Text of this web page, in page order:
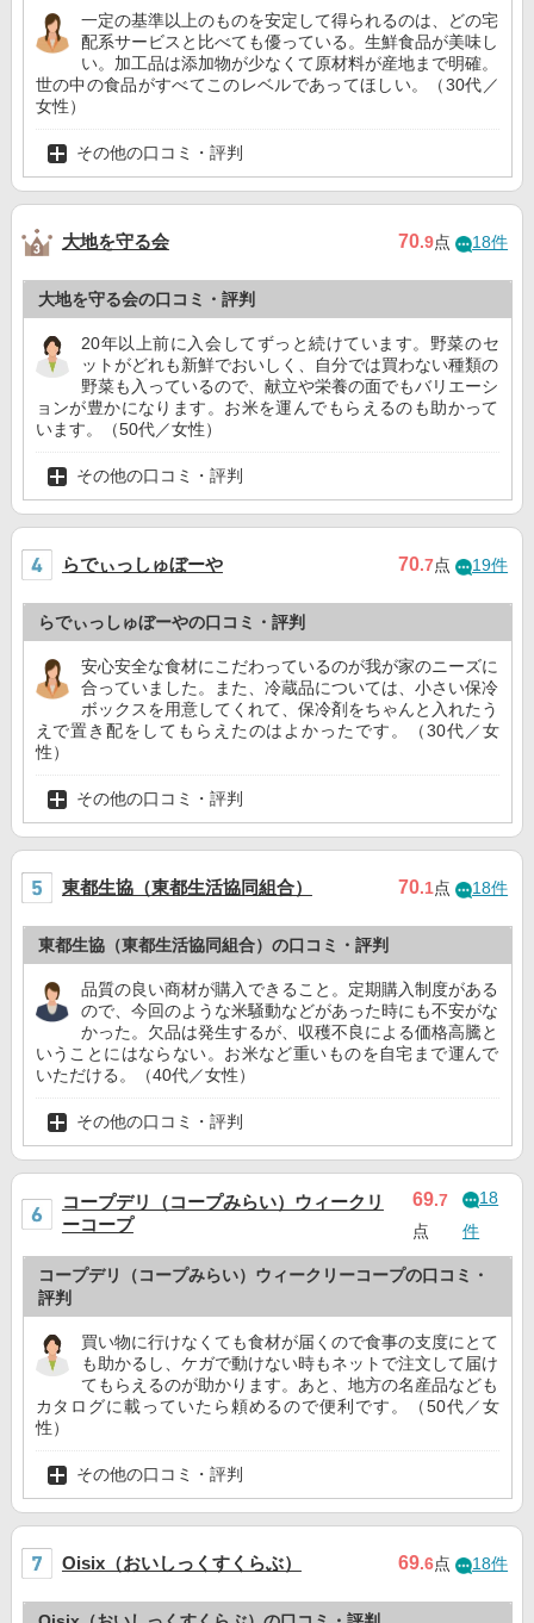
一定の基準以上のものを安定して得られるのは、どの宅
配系サービスと比べても優っている。生鮮食品が美味し
い。加工品は添加物が少なくて原材料が産地まで明確。
世の中の食品がすべてこのレベルであってほしい。（30代／
女性）
その他の口コミ・評判
大地を守る会 70.9点 18件
大地を守る会の口コミ・評判
20年以上前に入会してずっと続けています。野菜のセ
ットがどれも新鮮でおいしく、自分では買わない種類の
野菜も入っているので、献立や栄養の面でもバリエーシ
ョンが豊かになります。お米を運んでもらえるのも助かって
います。（50代／女性）
その他の口コミ・評判
らでぃっしゅぼーや 70.7点 19件
らでぃっしゅぼーやの口コミ・評判
安心安全な食材にこだわっているのが我が家のニーズに
合っていました。また、冷蔵品については、小さい保冷
ボックスを用意してくれて、保冷剤をちゃんと入れたう
えで置き配をしてもらえたのはよかったです。（30代／女
性）
その他の口コミ・評判
東都生協（東都生活協同組合） 70.1点 18件
東都生協（東都生活協同組合）の口コミ・評判
品質の良い商材が購入できること。定期購入制度がある
ので、今回のような米騒動などがあった時にも不安がな
かった。欠品は発生するが、収穫不良による価格高騰と
いうことにはならない。お米など重いものを自宅まで運んで
いただける。（40代／女性）
その他の口コミ・評判
コープデリ（コープみらい）ウィークリ
ーコープ
69.7
点
18
件
コープデリ（コープみらい）ウィークリーコープの口コミ・
評判
買い物に行けなくても食材が届くので食事の支度にとて
も助かるし、ケガで動けない時もネットで注文して届け
てもらえるのが助かります。あと、地方の名産品なども
カタログに載っていたら頼めるので便利です。（50代／女
性）
その他の口コミ・評判
Oisix（おいしっくすくらぶ） 69.6点 18件